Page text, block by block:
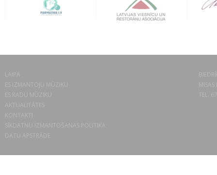
LAIPA
ES IZMANTOJU MŪZIKU
ES RADU MŪZIKU
AKTUALITĀTES
KONTAKTI
SĪKDATŅU IZMANTOŠANAS POLITIKA
DATU APSTRĀDE
TEL.